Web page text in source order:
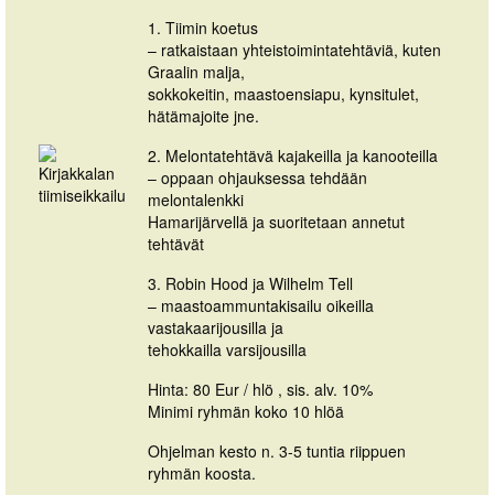
1. Tiimin koetus
– ratkaistaan yhteistoimintatehtäviä, kuten
Graalin malja,
sokkokeitin, maastoensiapu, kynsitulet,
hätämajoite jne.
2. Melontatehtävä kajakeilla ja kanooteilla
– oppaan ohjauksessa tehdään
melontalenkki
Hamarijärvellä ja suoritetaan annetut
tehtävät
3. Robin Hood ja Wilhelm Tell
– maastoammuntakisailu oikeilla
vastakaarijousilla ja
tehokkailla varsijousilla
Hinta: 80 Eur / hlö , sis. alv. 10%
Minimi ryhmän koko 10 hlöä
Ohjelman kesto n. 3-5 tuntia riippuen
ryhmän koosta.